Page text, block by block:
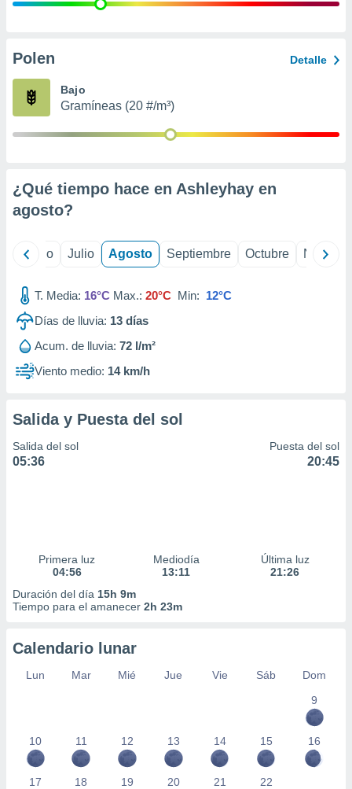
e
publicidad
Polen Detalle
Bajo
Gramíneas (20 #/m³)
¿Qué tiempo hace en Ashleyhay en
agosto?
Junio Julio Agosto Septiembre Octubre
T. Media: 16°C Max.: 20°C Min: 12°C
Días de lluvia: 13 días
Acum. de lluvia: 72 l/m²
Viento medio: 14 km/h
Salida y Puesta del sol
Salida del sol
05:36
Puesta del sol
20:45
Primera luz
04:56
Mediodía
13:11
Última luz
21:26
Duración del día 15h 9m
Tiempo para el amanecer 2h 23m
Calendario lunar
Lun Mar Mié Jue Vie Sáb
Dom
9
10 11 12 13 14 15 16
17 18 19 20 21 22